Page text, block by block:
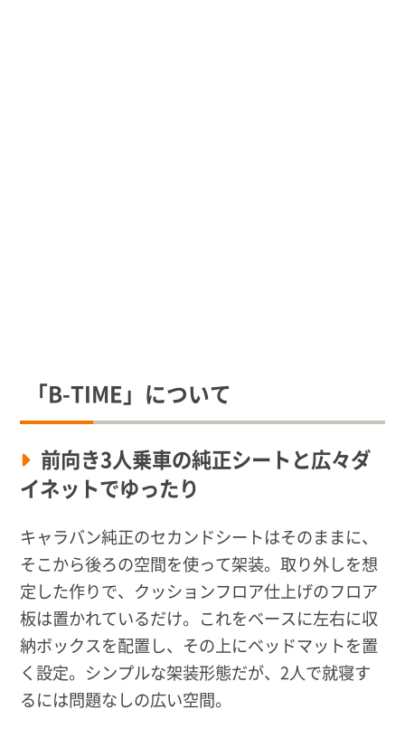
「B-TIME」について
前向き3人乗車の純正シートと広々ダ
イネットでゆったり
キャラバン純正のセカンドシートはそのままに、
そこから後ろの空間を使って架装。取り外しを想
定した作りで、クッションフロア仕上げのフロア
板は置かれているだけ。これをベースに左右に収
納ボックスを配置し、その上にベッドマットを置
く設定。シンプルな架装形態だが、2人で就寝す
るには問題なしの広い空間。